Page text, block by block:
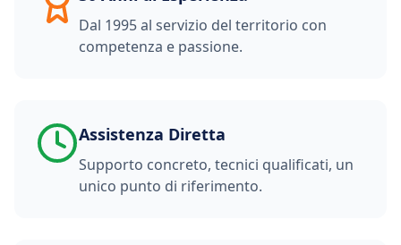
Dal 1995 al servizio del territorio con
competenza e passione.
Assistenza Diretta
Supporto concreto, tecnici qualificati, un
unico punto di riferimento.